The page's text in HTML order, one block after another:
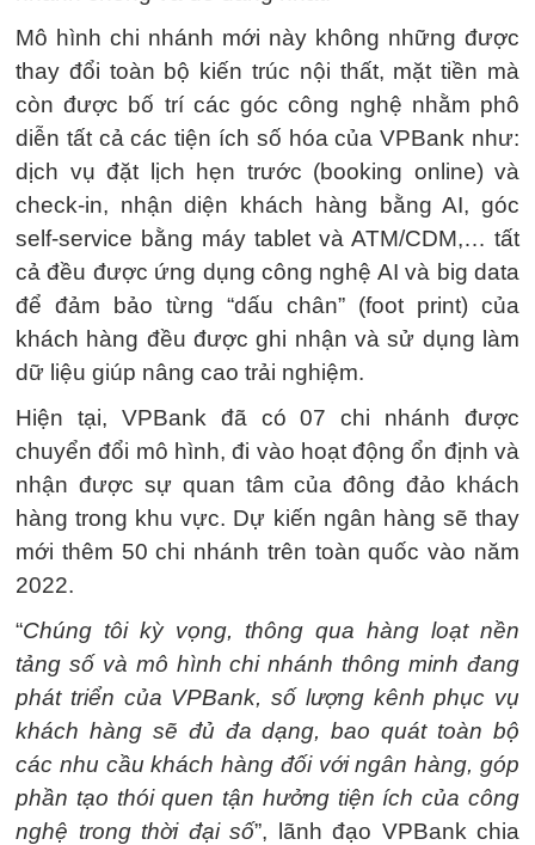
Mô hình chi nhánh mới này không những được
thay đổi toàn bộ kiến trúc nội thất, mặt tiền mà
còn được bố trí các góc công nghệ nhằm phô
diễn tất cả các tiện ích số hóa của VPBank như:
dịch vụ đặt lịch hẹn trước (booking online) và
check-in, nhận diện khách hàng bằng AI, góc
self-service bằng máy tablet và ATM/CDM,… tất
cả đều được ứng dụng công nghệ AI và big data
để đảm bảo từng “dấu chân” (foot print) của
khách hàng đều được ghi nhận và sử dụng làm
dữ liệu giúp nâng cao trải nghiệm.
Hiện tại, VPBank đã có 07 chi nhánh được
chuyển đổi mô hình, đi vào hoạt động ổn định và
nhận được sự quan tâm của đông đảo khách
hàng trong khu vực. Dự kiến ngân hàng sẽ thay
mới thêm 50 chi nhánh trên toàn quốc vào năm
2022.
“Chúng tôi kỳ vọng, thông qua hàng loạt nền
tảng số và mô hình chi nhánh thông minh đang
phát triển của VPBank, số lượng kênh phục vụ
khách hàng sẽ đủ đa dạng, bao quát toàn bộ
các nhu cầu khách hàng đối với ngân hàng, góp
phần tạo thói quen tận hưởng tiện ích của công
nghệ trong thời đại số”, lãnh đạo VPBank chia